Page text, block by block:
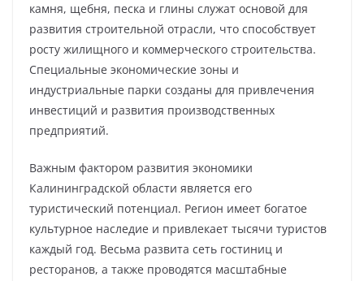
камня, щебня, песка и глины служат основой для
развития строительной отрасли, что способствует
росту жилищного и коммерческого строительства.
Специальные экономические зоны и
индустриальные парки созданы для привлечения
инвестиций и развития производственных
предприятий.
Важным фактором развития экономики
Калининградской области является его
туристический потенциал. Регион имеет богатое
культурное наследие и привлекает тысячи туристов
каждый год. Весьма развита сеть гостиниц и
ресторанов, а также проводятся масштабные